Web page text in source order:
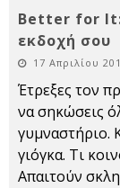
Better for It:
εκδοχή σου
17 Απριλίου
Έτρεξες τον
να σηκώσεις
γυμναστήριο.
γιόγκα. Τι
Απαιτούν